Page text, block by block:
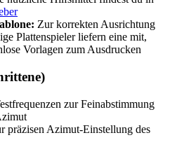
Zur korrekten Ausrichtung
Plattenspieler liefern eine mit,
Vorlagen zum Ausdrucken
zur Feinabstimmung
präzisen Azimut-Einstellung des